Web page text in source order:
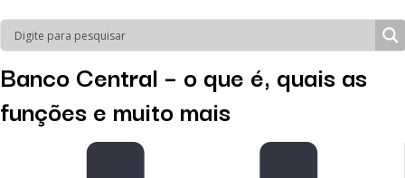
Banco Central – o que é, quais as
funções e muito mais